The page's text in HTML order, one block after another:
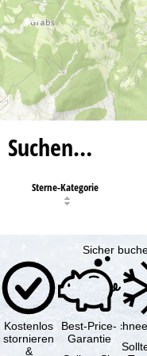
Suchen…
Sterne-Kategorie
Sicher
Kostenlos
stornieren
&
Best-Price-
Garantie